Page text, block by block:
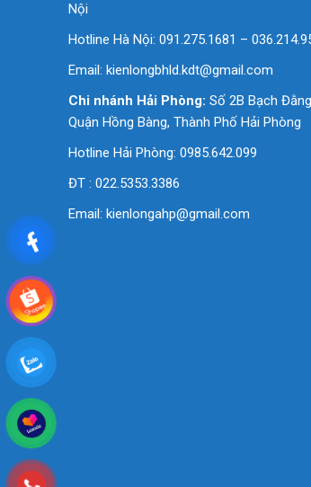
Nội
Hotline Hà Nội: 091.275.1681 –
Email: kienlongbhld.kdt@gmail.com
Chi nhánh Hải Phòng: Số 2B Bạch
Quận Hồng Bàng, Thành Phố Hải Phòng
Hotline Hải Phòng: 0985.642.099
ĐT : 022.5353.3386
Email: kienlongahp@gmail.com